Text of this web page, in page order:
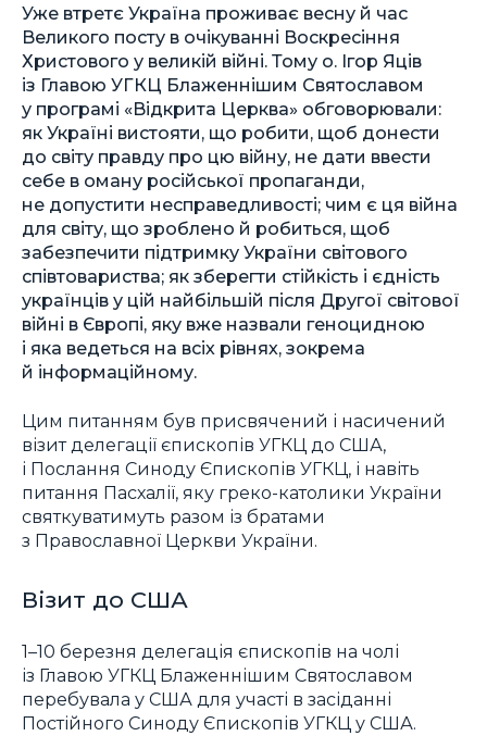
Уже втретє Україна проживає весну й час
Великого посту в очікуванні Воскресіння
Христового у великій війні. Тому о. Ігор Яців
із Главою УГКЦ Блаженнішим Святославом
у програмі «Відкрита Церква» обговорювали:
як Україні вистояти, що робити, щоб донести
до світу правду про цю війну, не дати ввести
себе в оману російської пропаганди,
не допустити несправедливості; чим є ця війна
для світу, що зроблено й робиться, щоб
забезпечити підтримку України світового
співтовариства; як зберегти стійкість і єдність
українців у цій найбільшій після Другої світової
війні в Європі, яку вже назвали геноцидною
і яка ведеться на всіх рівнях, зокрема
й інформаційному.
Цим питанням був присвячений і насичений
візит делегації єпископів УГКЦ до США,
і Послання Синоду Єпископів УГКЦ, і навіть
питання Пасхалії, яку греко-католики України
святкуватимуть разом із братами
з Православної Церкви України.
Візит до США
1–10 березня делегація єпископів на чолі
із Главою УГКЦ Блаженнішим Святославом
перебувала у США для участі в засіданні
Постійного Синоду Єпископів УГКЦ у США.